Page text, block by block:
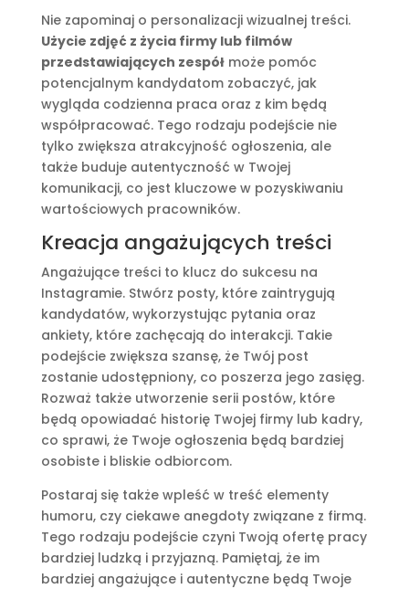
Nie zapominaj o personalizacji wizualnej treści.
Użycie zdjęć z życia firmy lub filmów
przedstawiających zespółmoże pomóc
potencjalnym kandydatom zobaczyć, jak
wygląda codzienna praca oraz z kim będą
współpracować. Tego rodzaju podejście nie
tylko zwiększa atrakcyjność ogłoszenia, ale
także buduje autentyczność w Twojej
komunikacji, co jest kluczowe w pozyskiwaniu
wartościowych pracowników.
Kreacja angażujących treści
Angażujące treści to klucz do sukcesu na
Instagramie. Stwórz posty, które zaintrygują
kandydatów, wykorzystując pytania oraz
ankiety, które zachęcają do interakcji. Takie
podejście zwiększa szansę, że Twój post
zostanie udostępniony, co poszerza jego zasięg.
Rozważ także utworzenie serii postów, które
będą opowiadać historię Twojej firmy lub kadry,
co sprawi, że Twoje ogłoszenia będą bardziej
osobiste i bliskie odbiorcom.
Postaraj się także wpleść w treść elementy
humoru, czy ciekawe anegdoty związane z firmą.
Tego rodzaju podejście czyni Twoją ofertę pracy
bardziej ludzką i przyjazną. Pamiętaj, że im
bardziej angażujące i autentyczne będą Twoje